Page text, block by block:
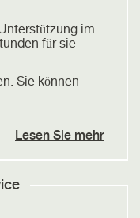
im
für sie
Sie können
Lesen Sie mehr